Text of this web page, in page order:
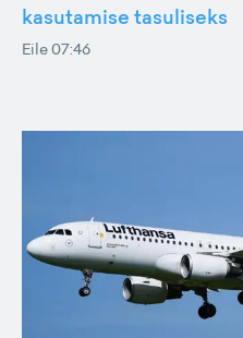
kasutamise tasuliseks
Eile 07:46